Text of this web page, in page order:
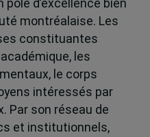
d’excellence bien
montréalaise. Les
constituantes
les
le corps
intéressés par
Par son réseau de
et institutionnels,